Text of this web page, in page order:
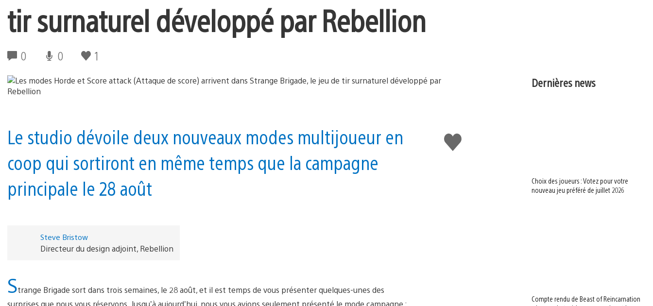
tir surnaturel développé par Rebellion
0 0 1
J'aime
Le studio dévoile deux nouveaux modes multijoueur en
coop qui sortiront en même temps que la campagne
principale le 28 août
Steve Bristow
Directeur du design adjoint, Rebellion
Strange Brigade sort dans trois semaines, le 28 août, et il est temps de vous présenter quelques-unes des
surprises que nous vous réservons. Jusqu’à aujourd’hui, nous vous avions seulement présenté le mode campagne :
Dernières news
Choix des joueurs : Votez pour votre
nouveau jeu préféré de juillet 2026
Compte rendu de Beast of Reincarnation